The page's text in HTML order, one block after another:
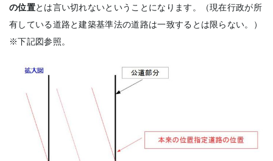
の位置とは言い切れないということになります。（現在行政が所
有している道路と建築基準法の道路は一致するとは限らない。）
※下記図参照。